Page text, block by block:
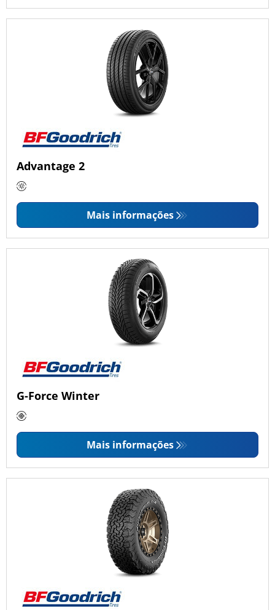
Advantage 2
Mais informações
G-Force Winter
Mais informações